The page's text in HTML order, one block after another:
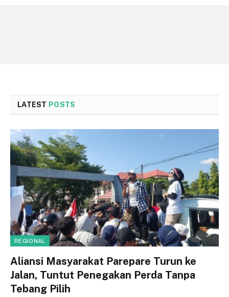
LATEST POSTS
REGIONAL
Aliansi Masyarakat Parepare Turun ke
Jalan, Tuntut Penegakan Perda Tanpa
Tebang Pilih